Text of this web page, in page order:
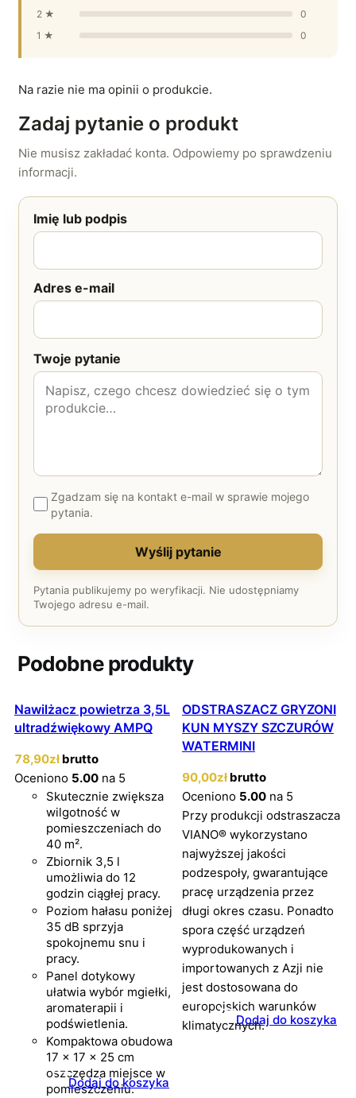
2 ★
0
1 ★
0
Na razie nie ma opinii o produkcie.
Zadaj pytanie o produkt
Nie musisz zakładać konta. Odpowiemy po sprawdzeniu
informacji.
Imię lub podpis
Adres e-mail
Twoje pytanie
Zgadzam się na kontakt e-mail w sprawie mojego
pytania.
Wyślij pytanie
Pytania publikujemy po weryfikacji. Nie udostępniamy
Twojego adresu e-mail.
Podobne produkty
Nawilżacz powietrza 3,5L
ultradźwiękowy AMPQ
78,90zł brutto
Oceniono 5.00 na 5
Skutecznie zwiększa
wilgotność w
pomieszczeniach do
40 m².
Zbiornik 3,5 l
umożliwia do 12
godzin ciągłej pracy.
Poziom hałasu poniżej
35 dB sprzyja
spokojnemu snu i
pracy.
Panel dotykowy
ułatwia wybór mgiełki,
aromaterapii i
podświetlenia.
Kompaktowa obudowa
17 × 17 × 25 cm
oszczędza miejsce w
pomieszczeniu.
Dodaj do koszyka
ODSTRASZACZ GRYZONI
KUN MYSZY SZCZURÓW
WATERMINI
90,00zł brutto
Oceniono 5.00 na 5
Przy produkcji odstraszacza
VIANO® wykorzystano
najwyższej jakości
podzespoły, gwarantujące
pracę urządzenia przez
długi okres czasu. Ponadto
spora część urządzeń
wyprodukowanych i
importowanych z Azji nie
jest dostosowana do
europejskich warunków
klimatycznych.Dodaj do koszyka